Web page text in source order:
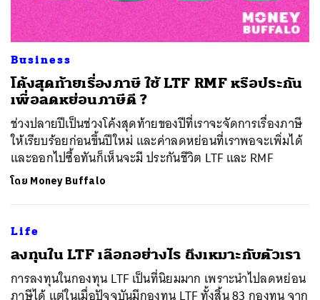
Business
โค้งสุดท้ายเรื่องภาษี ใช้ LTF RMF หรือประกัน
เพื่อลดหย่อนภาษีดี ?
ช่วงปลายปีเป็นช่วงโค้งสุดท้ายของปีที่เราจะจัดการเรื่องภาษี
ให้เรียบร้อยก่อนขึ้นปีใหม่ และค่าลดหย่อนที่เราพอจะเพิ่มได้
และออกไปซื้อทันก็เห็นจะมี ประกันชีวิต LTF และ RMF
โดย Money Buffalo
Life
​ลงทุนใน LTF เลือกอย่างไร ถึงเหมาะกับตัวเรา
การลงทุนในกองทุน LTF เป็นที่นิยมมาก เพราะนำไปลดหย่อน
ภาษีได้ แต่ในเมื่อปัจจุบันมีกองทุน LTF ทั้งสิ้น 83 กองทุน จาก
ค้นหา
SHARE TWEET